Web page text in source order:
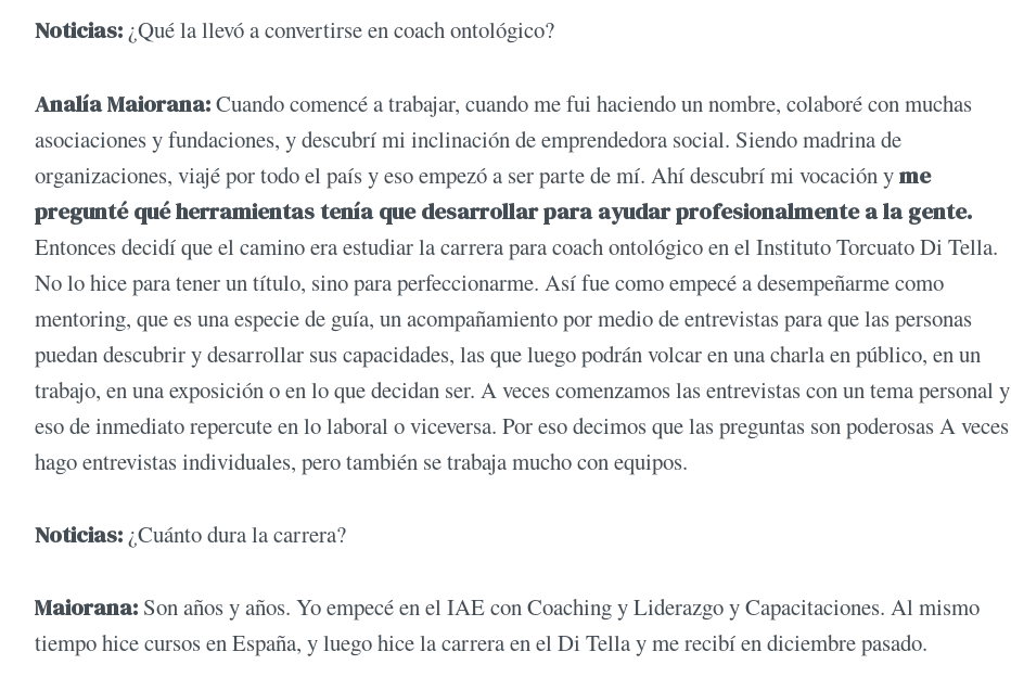
Noticias: ¿Qué la llevó a convertirse en coach ontológico?
Analía Maiorana:Cuando comencé a trabajar, cuando me fui haciendo un nombre, colaboré con muchas
asociaciones y fundaciones, y descubrí mi inclinación de emprendedora social. Siendo madrina de
organizaciones, viajé por todo el país y eso empezó a ser parte de mí. Ahí descubrí mi vocación yme
pregunté qué herramientas tenía que desarrollar para ayudar profesionalmente a la gente.
Entonces decidí que el camino era estudiar la carrera para coach ontológico en el Instituto Torcuato Di Tella.
No lo hice para tener un título, sino para perfeccionarme. Así fue como empecé a desempeñarme como
mentoring, que es una especie de guía, un acompañamiento por medio de entrevistas para que las personas
puedan descubrir y desarrollar sus capacidades, las que luego podrán volcar en una charla en público, en un
trabajo, en una exposición o en lo que decidan ser. A veces comenzamos las entrevistas con un tema personal y
eso de inmediato repercute en lo laboral o viceversa. Por eso decimos que las preguntas son poderosas A veces
hago entrevistas individuales, pero también se trabaja mucho con equipos.
Noticias: ¿Cuánto dura la carrera?
Maiorana: Son años y años. Yo empecé en el IAE con Coaching y Liderazgo y Capacitaciones. Al mismo
tiempo hice cursos en España, y luego hice la carrera en el Di Tella y me recibí en diciembre pasado.